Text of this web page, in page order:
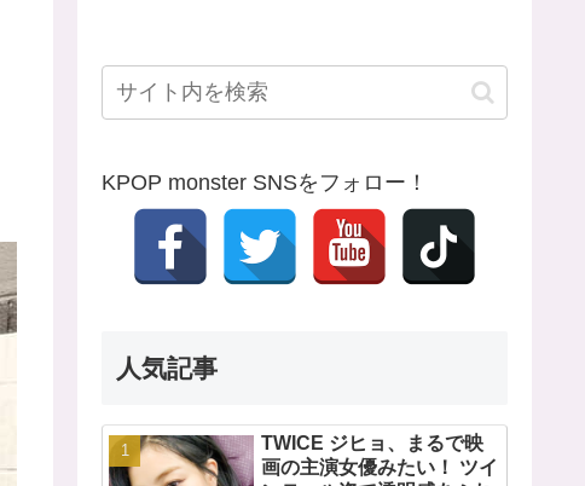
KPOP monster SNSをフォロー！
人気記事
TWICE ジヒョ、まるで映
画の主演女優みたい！ ツイ